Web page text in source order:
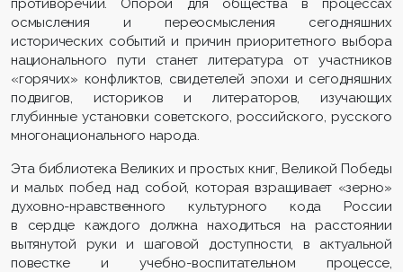
противоречий. Опорой для общества в процессах
осмысления и переосмысления сегодняшних
исторических событий и причин приоритетного выбора
национального пути станет литература от участников
«горячих» конфликтов, свидетелей эпохи и сегодняшних
подвигов, историков и литераторов, изучающих
глубинные установки советского, российского, русского
многонационального народа.
Эта библиотека Великих и простых книг, Великой Победы
и малых побед над собой, которая взращивает «зерно»
духовно-нравственного культурного кода России
в сердце каждого должна находиться на расстоянии
вытянутой руки и шаговой доступности, в актуальной
повестке и учебно-воспитательном процессе,